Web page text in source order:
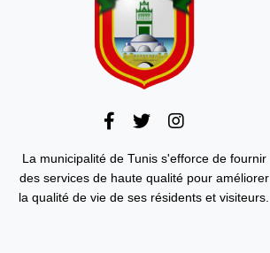
La municipalité de Tunis s'efforce de fournir
des services de haute qualité pour améliorer
la qualité de vie de ses résidents et visiteurs.